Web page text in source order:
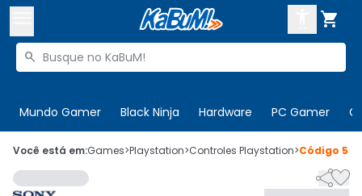

Buscar produtos

Mundo Gamer Black Ninja Hardware PC Gamer
 Olá. Acesse sua conta
 Departamentos
Você está em:Games>Playstation>Controles Playstation>Código
